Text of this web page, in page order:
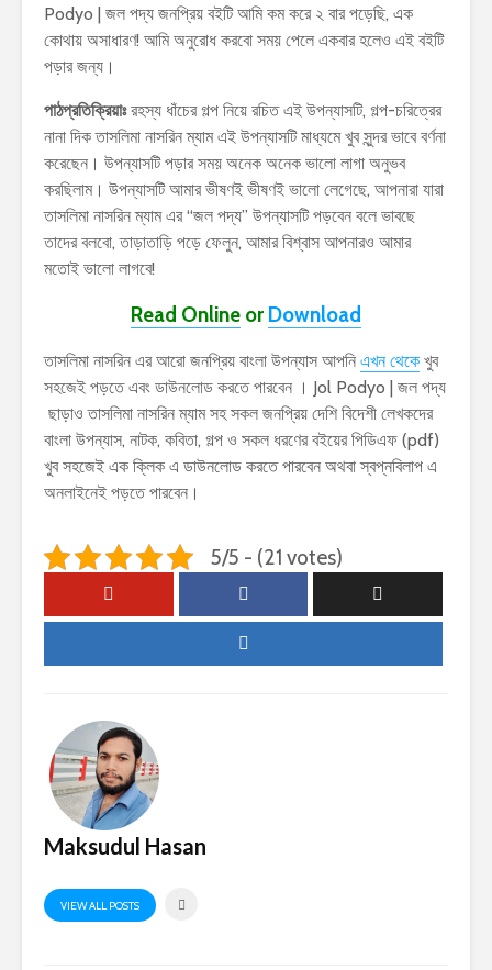
Podyo | জল পদ্য জনপ্রিয় বইটি আমি কম করে ২ বার পড়েছি, এক
কোথায় অসাধারণ! আমি অনুরোধ করবো সময় পেলে একবার হলেও এই বইটি
পড়ার জন্য।
পাঠপ্রতিক্রিয়াঃরহস্য ধাঁচের গল্প নিয়ে রচিত এই উপন্যাসটি, গল্প-চরিত্রের
নানা দিক তাসলিমা নাসরিন ম্যাম এই উপন্যাসটি মাধ্যমে খুব সুন্দর ভাবে বর্ণনা
করেছেন। উপন্যাসটি পড়ার সময় অনেক অনেক ভালো লাগা অনুভব
করছিলাম। উপন্যাসটি আমার ভীষণই ভীষণই ভালো লেগেছে, আপনারা যারা
তাসলিমা নাসরিন ম্যাম এর “জল পদ্য” উপন্যাসটি পড়বেন বলে ভাবছে
তাদের বলবো, তাড়াতাড়ি পড়ে ফেলুন, আমার বিশ্বাস আপনারও আমার
মতোই ভালো লাগবে!
Read Online or Download
তাসলিমা নাসরিন এর আরো জনপ্রিয় বাংলা উপন্যাস আপনি এখন থেকে খুব
সহজেই পড়তে এবং ডাউনলোড করতে পারবেন । Jol Podyo | জল পদ্য
ছাড়াও তাসলিমা নাসরিন ম্যাম সহ সকল জনপ্রিয় দেশি বিদেশী লেখকদের
বাংলা উপন্যাস, নাটক, কবিতা, গল্প ও সকল ধরণের বইয়ের পিডিএফ (pdf)
খুব সহজেই এক ক্লিক এ ডাউনলোড করতে পারবেন অথবা স্বপ্নবিলাপ এ
অনলাইনেই পড়তে পারবেন।
5/5 - (21 votes)
Maksudul Hasan
VIEW ALL POSTS